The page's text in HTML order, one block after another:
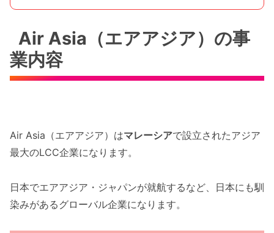
Air Asia（エアアジア）の事
業内容
Air Asia（エアアジア）はマレーシアで設立されたアジア
最大のLCC企業になります。
日本でエアアジア・ジャパンが就航するなど、日本にも馴
染みがあるグローバル企業になります。